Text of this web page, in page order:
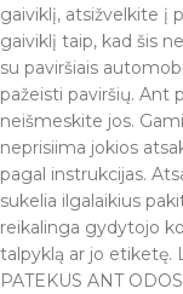
gaiviklį, atsižvelkite į
gaiviklį taip, kad šis
su paviršiais
pažeisti paviršių. Ant
neišmeskite jos.
neprisiima jokios
pagal instrukcijas.
sukelia ilgalaikius
reikalinga gydytojo
talpyklą ar jo etiketę.
PATEKUS ANT